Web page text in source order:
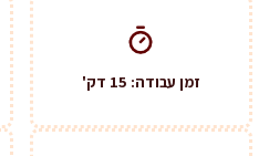
זמן עבודה: 15 דק'